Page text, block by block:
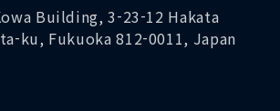
Building, 3-23-12 Hakata
ku, Fukuoka 812-0011, Japan